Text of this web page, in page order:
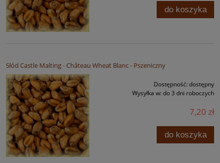
do koszyka
Słód Castle Malting - Château Wheat Blanc - Pszeniczny
Dostępność: dostępny
Wysyłka w: do 3 dni roboczych
7,20 zł
do koszyka